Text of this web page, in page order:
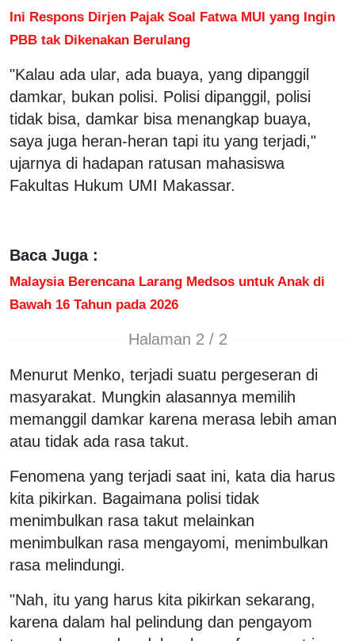
Ini Respons Dirjen Pajak Soal Fatwa MUI yang Ingin
PBB tak Dikenakan Berulang
"Kalau ada ular, ada buaya, yang dipanggil
damkar, bukan polisi. Polisi dipanggil, polisi
tidak bisa, damkar bisa menangkap buaya,
saya juga heran-heran tapi itu yang terjadi,"
ujarnya di hadapan ratusan mahasiswa
Fakultas Hukum UMI Makassar.
Baca Juga :
Malaysia Berencana Larang Medsos untuk Anak di
Bawah 16 Tahun pada 2026
Halaman 2 / 2
Menurut Menko, terjadi suatu pergeseran di
masyarakat. Mungkin alasannya memilih
memanggil damkar karena merasa lebih aman
atau tidak ada rasa takut.
Fenomena yang terjadi saat ini, kata dia harus
kita pikirkan. Bagaimana polisi tidak
menimbulkan rasa takut melainkan
menimbulkan rasa mengayomi, menimbulkan
rasa melindungi.
"Nah, itu yang harus kita pikirkan sekarang,
karena dalam hal pelindung dan pengayom